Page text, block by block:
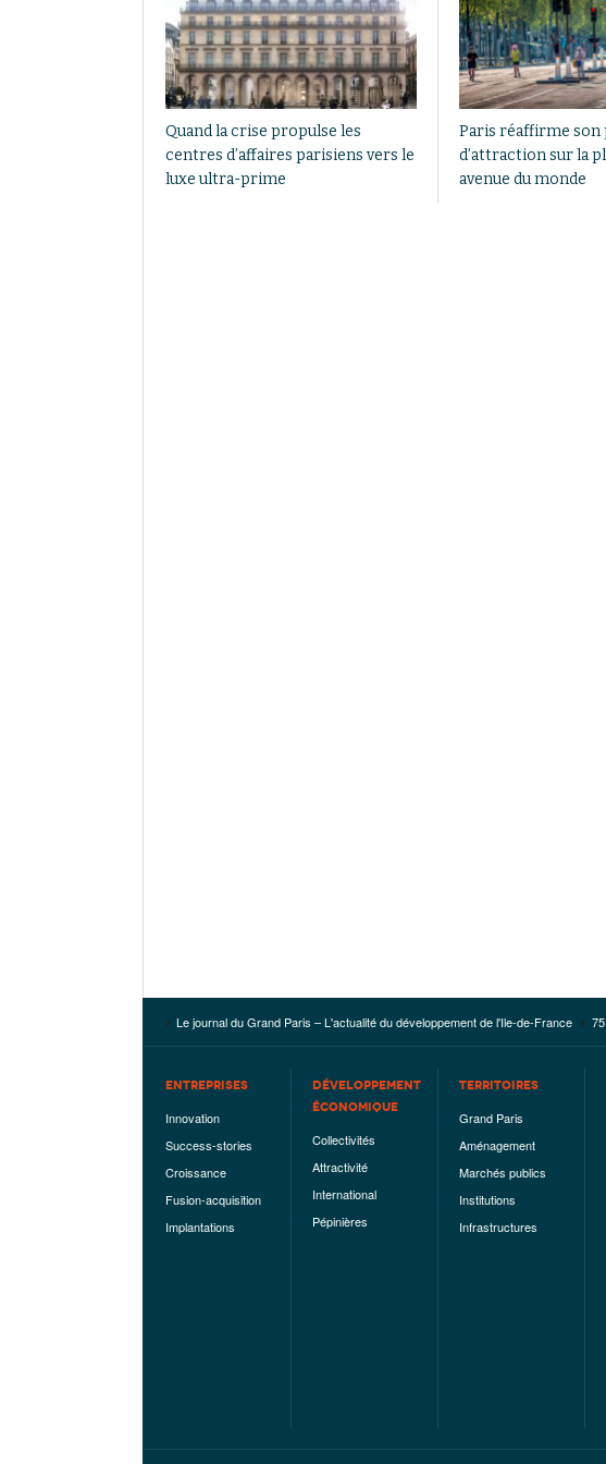
Quand la crise propulse les
centres d’affaires parisiens vers le
luxe ultra-prime
Paris réaffirme son
d’attraction sur la
avenue du monde
Le journal du Grand Paris – L'actualité du développement de l'Ile-de-France 75
ENTREPRISES
Innovation
Success-stories
Croissance
Fusion-acquisition
Implantations
DÉVELOPPEMENT
ÉCONOMIQUE
Collectivités
Attractivité
International
Pépinières
TERRITOIRES
Grand Paris
Aménagement
Marchés publics
Institutions
Infrastructures